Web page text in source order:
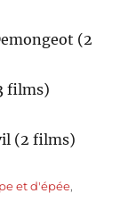
(2
films)
(2 films)
et d'épée,